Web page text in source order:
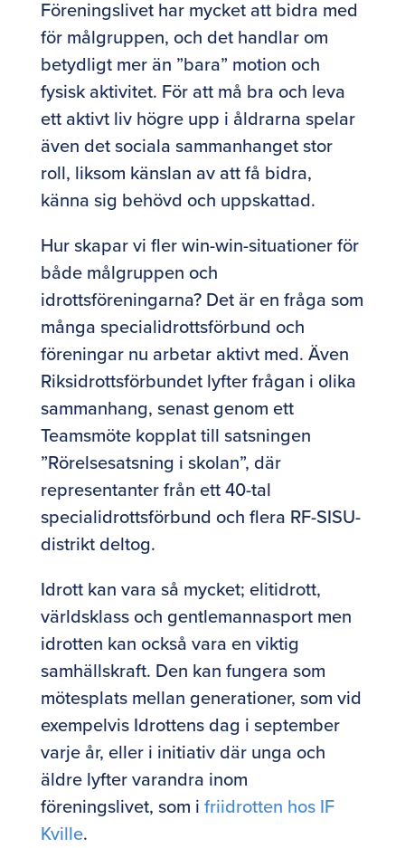
Föreningslivet har mycket att bidra med
för målgruppen, och det handlar om
betydligt mer än ”bara” motion och
fysisk aktivitet. För att må bra och leva
ett aktivt liv högre upp i åldrarna spelar
även det sociala sammanhanget stor
roll, liksom känslan av att få bidra,
känna sig behövd och uppskattad.
Hur skapar vi fler win-win-situationer för
både målgruppen och
idrottsföreningarna? Det är en fråga som
många specialidrottsförbund och
föreningar nu arbetar aktivt med. Även
Riksidrottsförbundet lyfter frågan i olika
sammanhang, senast genom ett
Teamsmöte kopplat till satsningen
”Rörelsesatsning i skolan”, där
representanter från ett 40-tal
specialidrottsförbund och flera RF-SISU-
distrikt deltog.
Idrott kan vara så mycket; elitidrott,
världsklass och gentlemannasport men
idrotten kan också vara en viktig
samhällskraft. Den kan fungera som
mötesplats mellan generationer, som vid
exempelvis Idrottens dag i september
varje år, eller i initiativ där unga och
äldre lyfter varandra inom
föreningslivet, som i friidrotten hos IF
Kville.